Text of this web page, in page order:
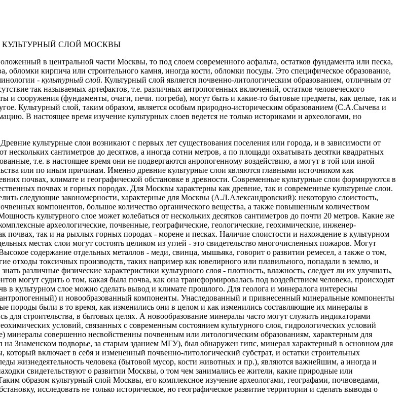
КУЛЬТУРНЫЙ СЛОЙ МОСКВЫ
в центральной части Москвы, то под слоем современного асфальта, остатков фундамента или песка,
кирпича или строительного камня, иногда кости, обломки посуды. Это специфическое образование,
- культурный слой. Культурный слой является почвенно-литологическим образованием, отличным от
так называемых артефактов, т.е. различных антропогенных включений, остатков человеческого
и сооружения (фундаменты, очаги, печи. погреба), могут быть и какие-то бытовые предметы, как целые, так и
Культурный слой, таким образом, является особым природно-историческим образованием (С.А.Сычева и
В настоящее время изучение культурных слоев ведется не только историками и археологами, но
культурные слои возникают с первых лет существования поселения или города, и в зависимости от
сантиметров до десятков, а иногда сотни метров, а по площади охватывать десятки квадратных
т.е. в настоящее время они не подвергаются анропогенному воздействию, а могут в той или иной
или по иным причинам. Именно древние культурные слои являются главными источником как
почвах, климате и географической обстановке в древности. Современные культурные слои формируются в
почвах и горных породах. Для Москвы характерны как древние, так и современные культурные слои.
следующие закономерности, характерные для Москвы (А.Л.Александровский): некоторую слоистость,
компонентов, большое количество органического вещества, а также повышенным количеством
культурного слое может колебаться от нескольких десятков сантиметров до почти 20 метров. Какие же
археологические, почвенные, географические, геологические, геохимические, инженер-
почвах, так и на рыхлых горных породах - морене и песках. Наличие слоистости и нахождение в культурном
местах слои могут состоять целиком из углей - это свидетельство многочисленных пожаров. Могут
содержание отдельных металлов - меди, свинца, мышьяка, говорит о развитии ремесел, а также о том,
отходы токсичных производств, таких например как ювелирного или плавильного, попадали в землю, и
различные физические характеристики культурного слоя - плотность, влажность, следует ли их улучшать,
могут судить о том, какая была почва, как она трансформировалась под воздействием человека, происходят
в культурном слое можно сделать вывод и климате прошлого. Для геолога и минералога интересны
и новообразованный компоненты. Унаследованный и привнесенный минеральные компоненты
породы были в то время, как изменились они в целом и как изменились составляющие их минералы в
для строительства, в бытовых целях. А новообразование минералы часто могут служить индикаторами
условий, связанных с современным состоянием культурного слоя, гидрологических условий
минералы совершенно несвойственны почвенным или литологическим образованиям, характерным для
на Знаменском подворье, за старым зданием МГУ), был обнаружен гипс, минерал характерный в основном для
включает в себя и измененный почвенно-литологический субстрат, и остатки строительных
жизнедеятельность человека (бытовой мусор, кости животных и пр.), являются важнейшим, а иногда и
свидетельствуют о развитии Москвы, о том чем занимались ее жители, какие природные или
образом культурный слой Москвы, его комплексное изучение археологами, географами, почвоведами,
исследовать не только историческое, но географическое развитие территории и сделать выводы о